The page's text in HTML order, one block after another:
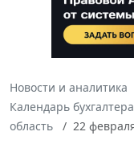
Новости и аналитика
Календарь бухгалтера
область
22